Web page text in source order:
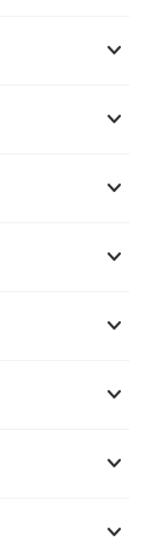
keyboard_arrow_down
keyboard_arrow_down
keyboard_arrow_down
keyboard_arrow_down
keyboard_arrow_down
keyboard_arrow_down
keyboard_arrow_down
keyboard_arrow_down